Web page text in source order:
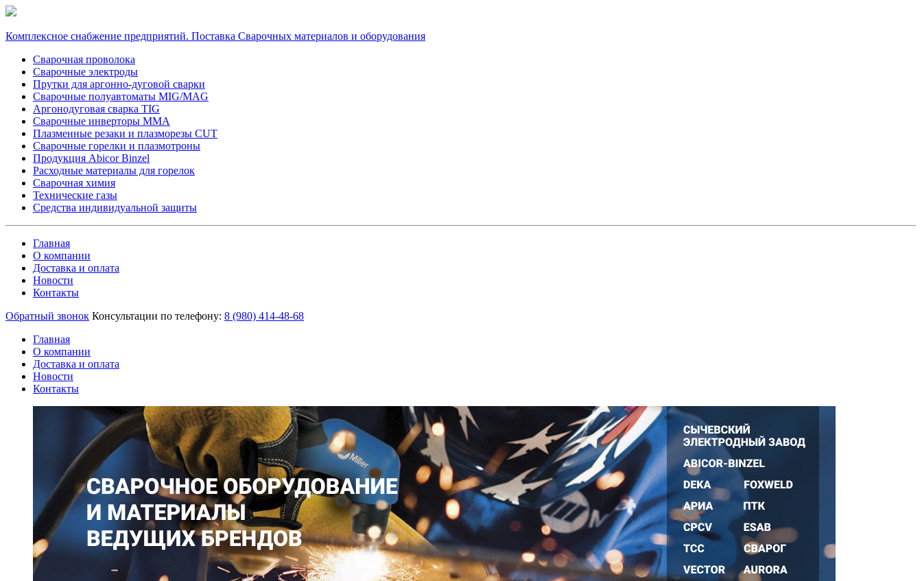
Комплексное снабжение предприятий. Поставка Сварочных материалов и оборудования
Сварочная проволока
Сварочные электроды
Прутки для аргонно-дуговой сварки
Сварочные полуавтоматы MIG/MAG
Аргонодуговая сварка TIG
Сварочные инверторы MMA
Плазменные резаки и плазморезы CUT
Сварочные горелки и плазмотроны
Продукция Abicor Binzel
Расходные материалы для горелок
Сварочная химия
Технические газы
Средства индивидуальной защиты
Главная
О компании
Доставка и оплата
Новости
Контакты
Обратный звонок Консультации по телефону: 8 (980) 414-48-68
Главная
О компании
Доставка и оплата
Новости
Контакты